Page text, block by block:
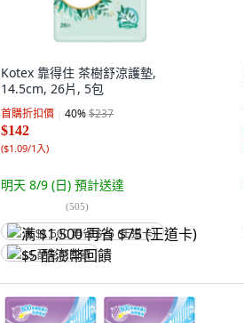
Kotex 靠得住 茶樹舒涼護墊,
14.5cm, 26片, 5包
首購折扣價 40%$237
$142
($1.09/1入)
明天 8/9 (日) 預計送達
(505)
满 $1,500 再省 $75 (王道卡)
$5 酷澎幣回饋